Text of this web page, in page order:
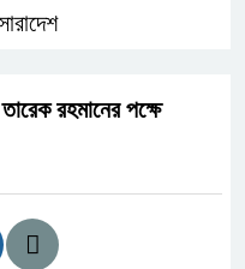
রহমানের পক্ষে